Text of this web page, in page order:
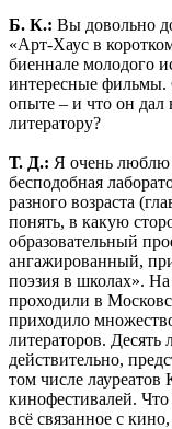
Б. К.: Вы довольно
«Арт-Хаус в
биеннале молодого
интересные фильмы.
опыте – и что он
литератору?
Т. Д.: Я очень люблю
бесподобная
разного возраста
понять, в какую
образовательный
ангажированный,
поэзия в школах».
проходили в
приходило
литераторов. Десять
действительно,
том числе лауреатов
кинофестивалей.
всё связанное с